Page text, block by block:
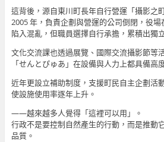
這背後，源自東川町長年自行營運「攝影之
2005 年，負責企劃與營運的公司倒閉，役
陷入混亂，但職員選擇自行承擔，累積出獨
文化交流課也透過展覽、國際交流攝影節等
「せんとぴゅあ」在設備與人力上都具備高
近年更設立補助制度，支援町民自主企劃活
使設施使用率逐年上升。
——越來越多人覺得「這裡可以用」。
行政不是要控制自然產生的行動，而是推動
品質。